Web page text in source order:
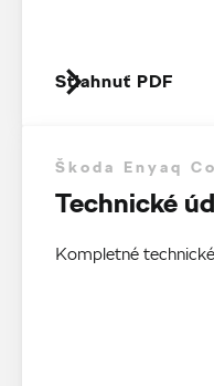
Stiahnuť PDF
Škoda Enyaq
Technické
Kompletné